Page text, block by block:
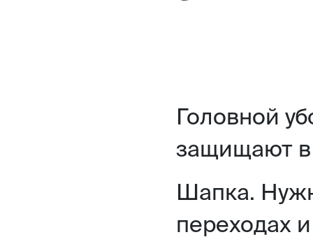
Головной
защищают в
Шапка.
переходах